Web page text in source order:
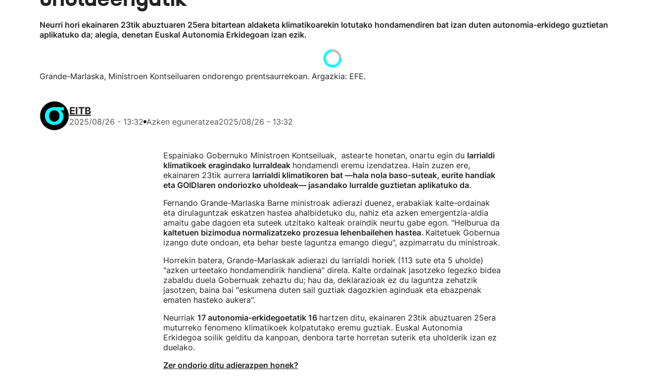
Neurri hori ekainaren 23tik abuztuaren 25era bitartean aldaketa klimatikoarekin lotutako hondamendiren bat izan duten autonomia-erkidego guztietan
aplikatuko da; alegia, denetan Euskal Autonomia Erkidegoan izan ezik.
Grande-Marlaska, Ministroen Kontseiluaren ondorengo prentsaurrekoan. Argazkia: EFE.
EITB
2025/08/26 - 13:32 Azken eguneratzea2025/08/26 - 13:32
Espainiako Gobernuko Ministroen Kontseiluak, astearte honetan, onartu egin du larrialdi
klimatikoek eragindako lurraldeak hondamendi eremu izendatzea. Hain zuzen ere,
ekainaren 23tik aurrera larrialdi klimatikoren bat —hala nola baso-suteak, eurite handiak
eta GOIDIaren ondoriozko uholdeak— jasandako lurralde guztietan aplikatuko da.
Fernando Grande-Marlaska Barne ministroak adierazi duenez, erabakiak kalte-ordainak
eta dirulaguntzak eskatzen hastea ahalbidetuko du, nahiz eta azken emergentzia-aldia
amaitu gabe dagoen eta suteek utzitako kalteak oraindik neurtu gabe egon. "Helburua da
kaltetuen bizimodua normalizatzeko prozesua lehenbailehen hastea. Kaltetuek Gobernua
izango dute ondoan, eta behar beste laguntza emango diegu", azpimarratu du ministroak.
Horrekin batera, Grande-Marlaskak adierazi du larrialdi horiek (113 sute eta 5 uholde)
"azken urteetako hondamendirik handiena" direla. Kalte ordainak jasotzeko legezko bidea
zabaldu duela Gobernuak zehaztu du; hau da, deklarazioak ez du laguntza zehatzik
jasotzen, baina bai "eskumena duten sail guztiak dagozkien aginduak eta ebazpenak
ematen hasteko aukera".
Neurriak 17 autonomia-erkidegoetatik 16 hartzen ditu, ekainaren 23tik abuztuaren 25era
muturreko fenomeno klimatikoek kolpatutako eremu guztiak. Euskal Autonomia
Erkidegoa soilik gelditu da kanpoan, denbora tarte horretan suterik eta uholderik izan ez
duelako.
Zer ondorio ditu adierazpen honek?